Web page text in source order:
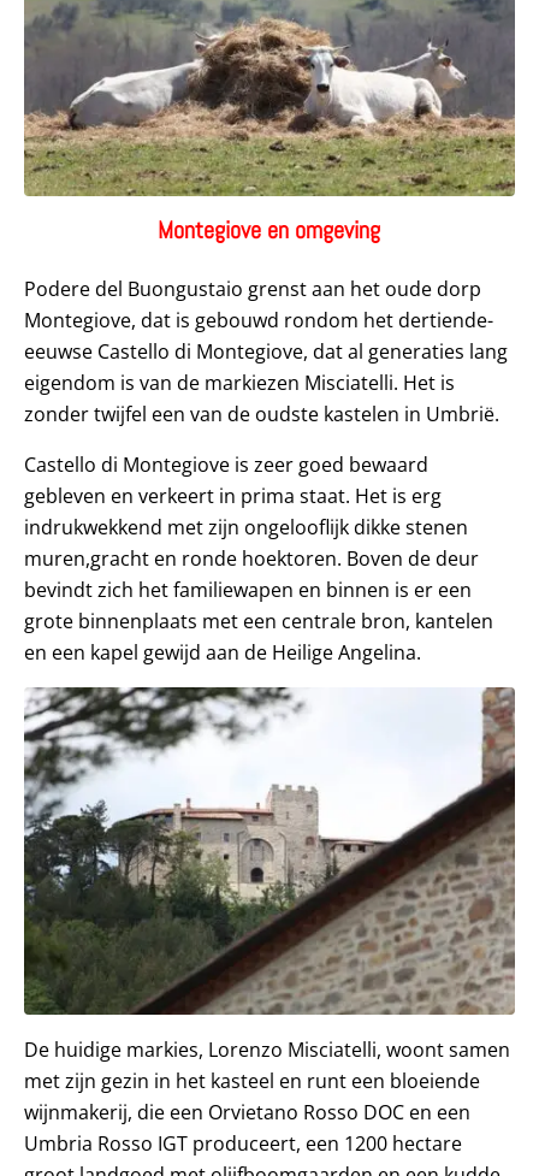
Montegiove en omgeving
Podere del Buongustaio grenst aan het oude dorp
Montegiove, dat is gebouwd rondom het dertiende-
eeuwse Castello di Montegiove, dat al generaties lang
eigendom is van de markiezen Misciatelli. Het is
zonder twijfel een van de oudste kastelen in Umbrië.
Castello di Montegiove is zeer goed bewaard
gebleven en verkeert in prima staat. Het is erg
indrukwekkend met zijn ongelooflijk dikke stenen
muren,gracht en ronde hoektoren. Boven de deur
bevindt zich het familiewapen en binnen is er een
grote binnenplaats met een centrale bron, kantelen
en een kapel gewijd aan de Heilige Angelina.
De huidige markies, Lorenzo Misciatelli, woont samen
met zijn gezin in het kasteel en runt een bloeiende
wijnmakerij, die een Orvietano Rosso DOC en een
Umbria Rosso IGT produceert, een 1200 hectare